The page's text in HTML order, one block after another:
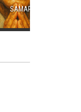
SAMARITANOS